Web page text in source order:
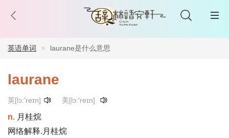
英语单词 laurane是什么意思
laurane
英[lɔ:'reɪn] 美[lɔ:'reɪn]
n. 月桂烷
网络解释.月桂烷